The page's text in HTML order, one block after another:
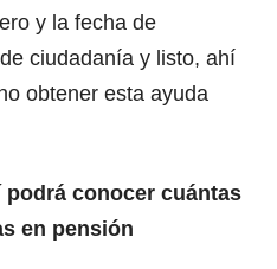
y la fecha de
ciudadanía y listo, ahí
obtener esta ayuda
podrá conocer cuántas
en pensión